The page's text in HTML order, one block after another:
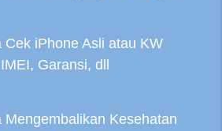
Cek iPhone Asli atau KW
Garansi, dll
Mengembalikan Kesehatan